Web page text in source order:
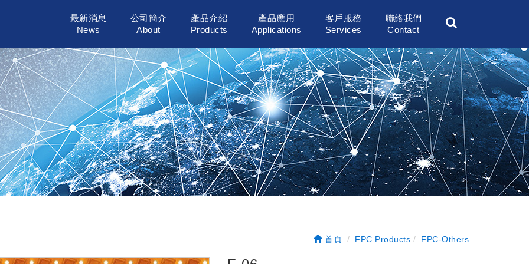
最新消息
News
公司簡介
About
產品介紹
Products
產品應用
Applications
客戶服務
Services
聯絡我們
Contact
首頁 FPC Products FPC-Others